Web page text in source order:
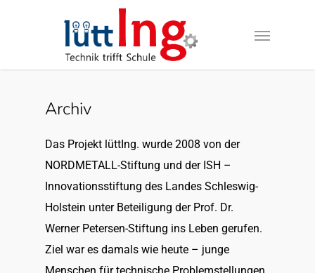
Archiv
Das Projekt lüttIng. wurde 2008 von der
NORDMETALL-Stiftung und der ISH –
Innovationsstiftung des Landes Schleswig-
Holstein unter Beteiligung der Prof. Dr.
Werner Petersen-Stiftung ins Leben gerufen.
Ziel war es damals wie heute – junge